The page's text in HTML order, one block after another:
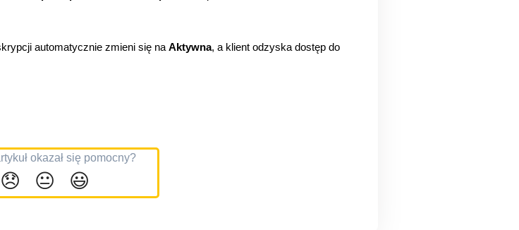
automatycznie zmieni się na Aktywna, a klient odzyska dostęp do
okazał się pomocny?
😞 😐 😃